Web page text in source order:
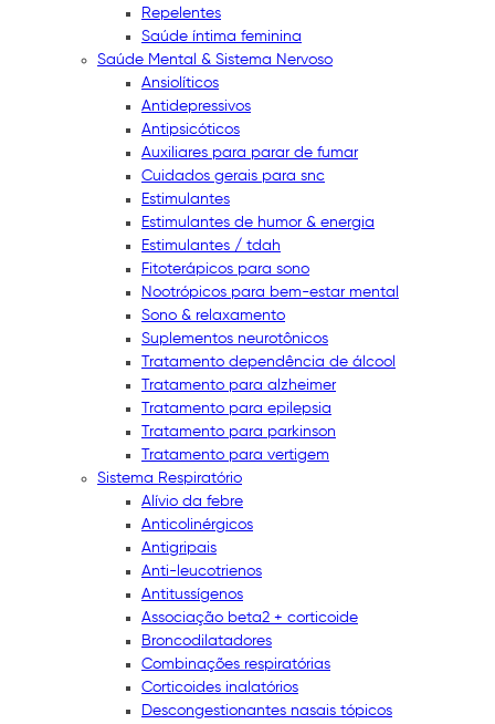
Repelentes
Saúde íntima feminina
Saúde Mental & Sistema Nervoso
Ansiolíticos
Antidepressivos
Antipsicóticos
Auxiliares para parar de fumar
Cuidados gerais para snc
Estimulantes
Estimulantes de humor & energia
Estimulantes / tdah
Fitoterápicos para sono
Nootrópicos para bem-estar mental
Sono & relaxamento
Suplementos neurotônicos
Tratamento dependência de álcool
Tratamento para alzheimer
Tratamento para epilepsia
Tratamento para parkinson
Tratamento para vertigem
Sistema Respiratório
Alívio da febre
Anticolinérgicos
Antigripais
Anti-leucotrienos
Antitussígenos
Associação beta2 + corticoide
Broncodilatadores
Combinações respiratórias
Corticoides inalatórios
Descongestionantes nasais tópicos